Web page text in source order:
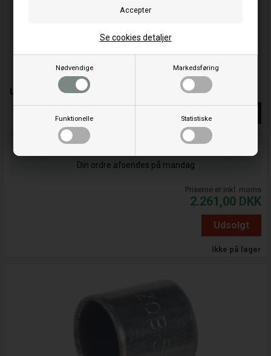
Nødvendige Markedsføring
Funktionelle Statistiske
Se cookies detaljer
Lejebøsning - 807687 - Briggs & Stratton
Bestil før kl 15.00 og vi sender idag
Din ordre afsendes på mandag
Priserne er inkl. moms
2.261,00 DKK
Udsolgt
Ikke på lager